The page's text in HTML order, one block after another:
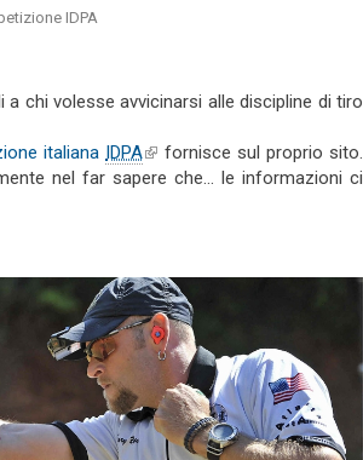
IDPA
chi volesse avvicinarsi alle discipline di tiro
italiana IDPA(link is external)
fornisce sul proprio sito.
nel far sapere che... le informazioni ci